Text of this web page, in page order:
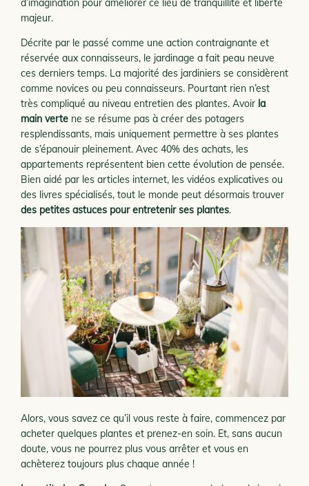
d’imagination pour améliorer ce lieu de tranquillité et liberté
majeur.
Décrite par le passé comme une action contraignante et
réservée aux connaisseurs, le jardinage a fait peau neuve
ces derniers temps. La majorité des jardiniers se considèrent
comme novices ou peu connaisseurs. Pourtant rien n’est
très compliqué au niveau entretien des plantes. Avoir la
main verte ne se résume pas à créer des potagers
resplendissants, mais uniquement permettre à ses plantes
de s’épanouir pleinement. Avec 40% des achats, les
appartements représentent bien cette évolution de pensée.
Bien aidé par les articles internet, les vidéos explicatives ou
des livres spécialisés, tout le monde peut désormais trouver
des petites astuces pour entretenir ses plantes.
Alors, vous savez ce qu’il vous reste à faire, commencez par
acheter quelques plantes et prenez-en soin. Et, sans aucun
doute, vous ne pourrez plus vous arrêter et vous en
achèterez toujours plus chaque année !